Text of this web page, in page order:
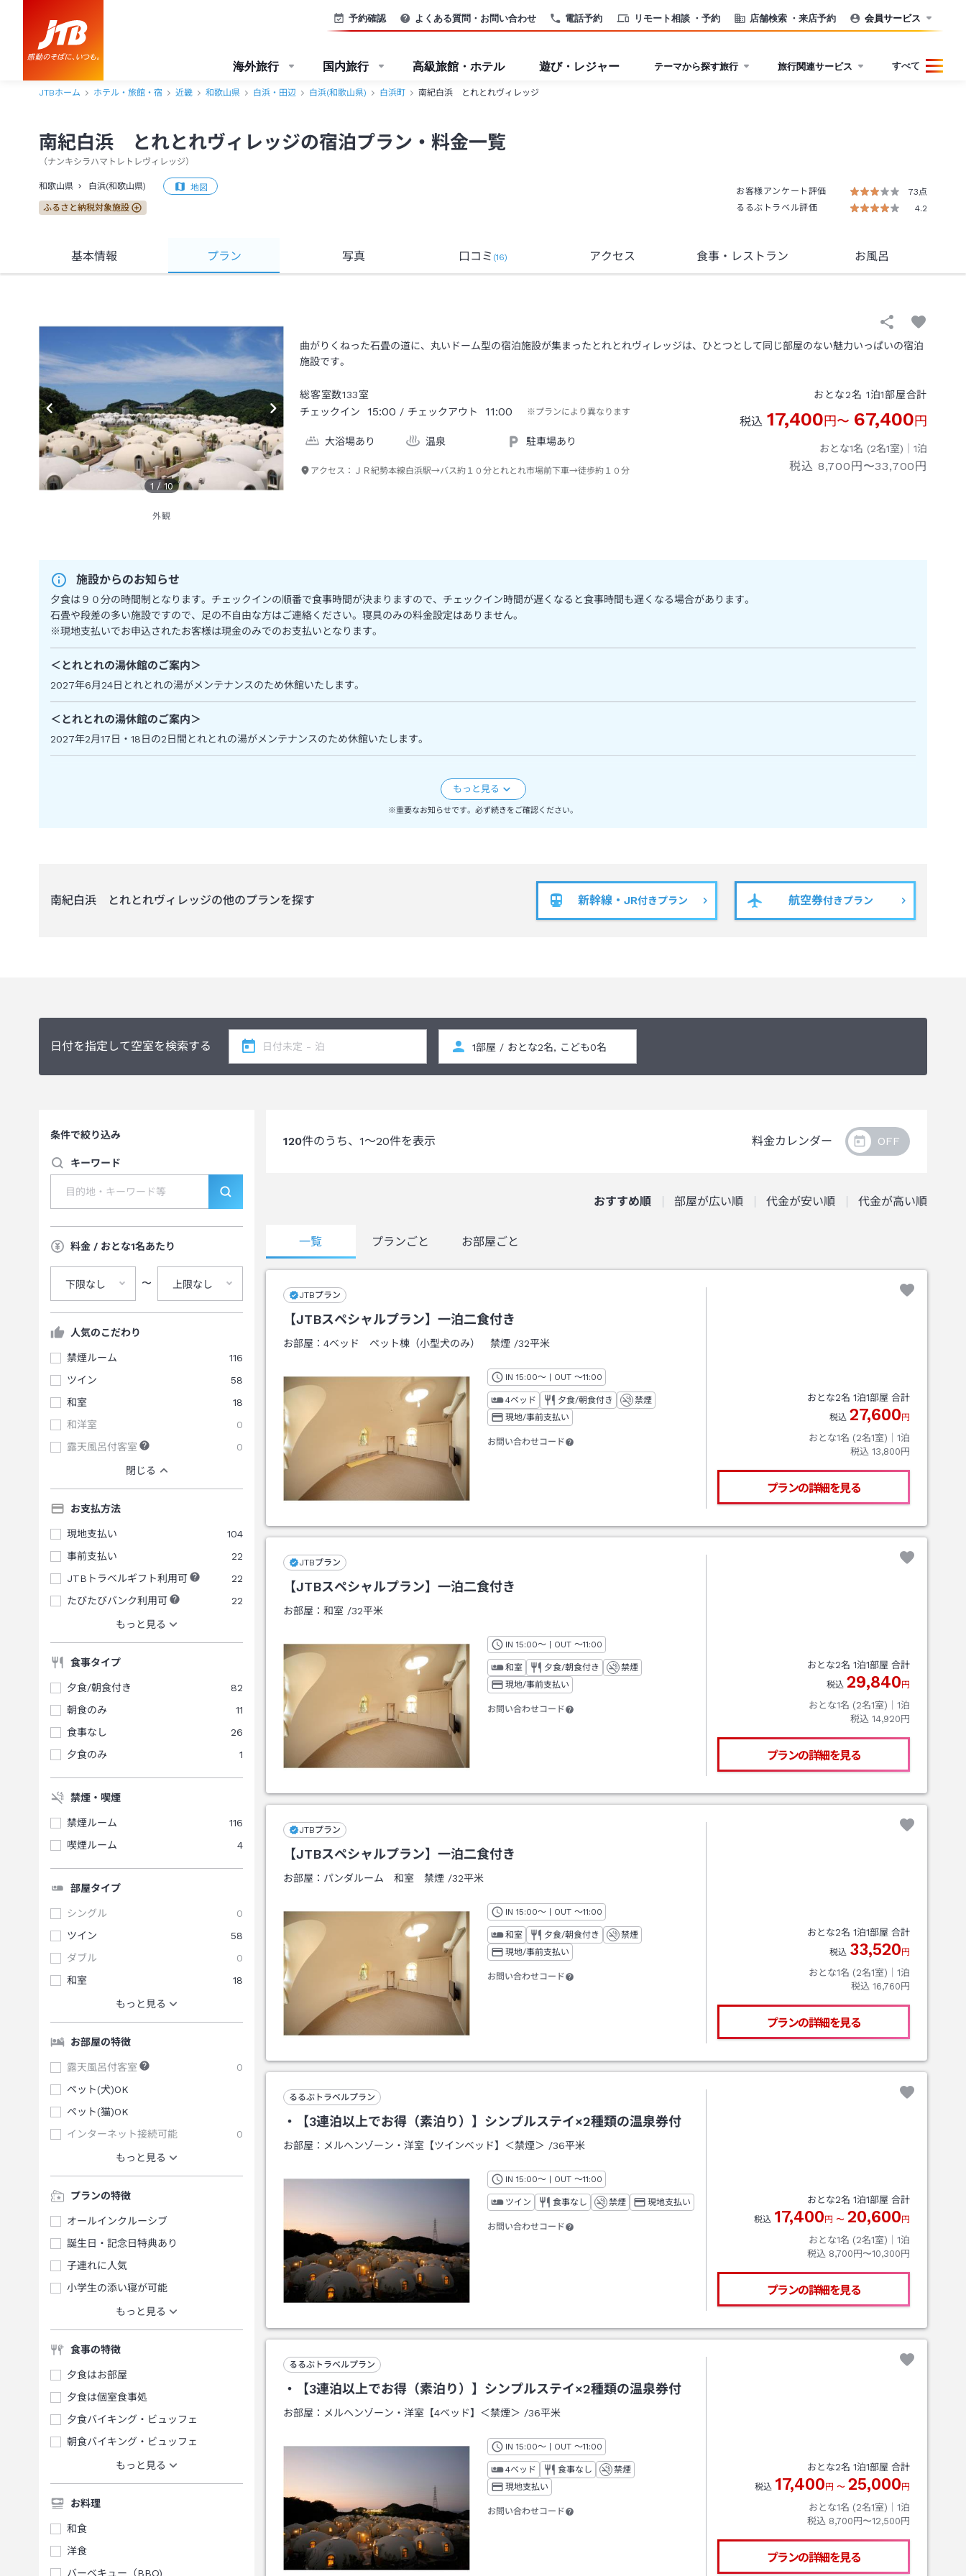
電話予約 リモート相談 ・予約 店舗検索 ・来店予約
予約確認 よくある質問・お問い合わせ 会員サービス
海外旅行 国内旅行 高級旅館・ホテル 遊び・レジャー テーマから探す旅行 旅行関連サービス すべて
JTBホーム ホテル・旅館・宿 近畿 和歌山県 白浜・田辺 白浜(和歌山県) 白浜町 南紀白浜 とれとれヴィレッジ
南紀白浜 とれとれヴィレッジの宿泊プラン・料金一覧
（ナンキシラハマトレトレヴィレッジ）
和歌山県 白浜(和歌山県) 地図
ふるさと納税対象施設
お客様アンケート評価
73点
るるぶトラベル評価
4.2
基本情報 プラン 写真 口コミ (16) アクセス 食事・レストラン お風呂
1 / 10
外観
曲がりくねった石畳の道に、丸いドーム型の宿泊施設が集まったとれとれヴィレッジは、ひとつとして同じ部屋のない魅力いっぱいの宿泊
施設です。
総客室数133室
チェックイン
15:00 / チェックアウト 11:00 ※プランにより異なります
大浴場あり 温泉 駐車場あり
アクセス： ＪＲ紀勢本線白浜駅→バス約１０分とれとれ市場前下車→徒歩約１０分
おとな2名 1泊1部屋合計
税込 17,400円〜 67,400円
おとな1名 (2名1室)｜ 1泊
税込 8,700円〜33,700円
施設からのお知らせ
夕食は９０分の時間制となります。チェックインの順番で食事時間が決まりますので、チェックイン時間が遅くなると食事時間も遅くなる場合があります。
石畳や段差の多い施設ですので、足の不自由な方はご連絡ください。寝具のみの料金設定はありません。
※現地支払いでお申込されたお客様は現金のみでのお支払いとなります。
＜とれとれの湯休館のご案内＞
2027年6月24日とれとれの湯がメンテナンスのため休館いたします。
＜とれとれの湯休館のご案内＞
2027年2月17日・18日の2日間とれとれの湯がメンテナンスのため休館いたします。
※重要なお知らせです。必ず続きをご確認ください。
南紀白浜 とれとれヴィレッジの他のプランを探す 新幹線・JR付きプラン 航空券付きプラン
日付を指定して空室を検索する
条件で絞り込み
キーワード
料金 / おとな1名あたり
下限なし 〜 上限なし
人気のこだわり
禁煙ルーム
116
ツイン
58
和室
18
和洋室
0
露天風呂付客室
0
閉じる
お支払方法
現地支払い
104
事前支払い
22
JTBトラベルギフト利用可
22
たびたびバンク利用可
22
もっと見る
食事タイプ
夕食/朝食付き
82
朝食のみ
11
食事なし
26
夕食のみ
1
禁煙・喫煙
禁煙ルーム
116
喫煙ルーム
4
部屋タイプ
シングル
0
ツイン
58
ダブル
0
和室
18
もっと見る
お部屋の特徴
露天風呂付客室
0
ペット(犬)OK
ペット(猫)OK
インターネット接続可能
0
もっと見る
プランの特徴
オールインクルーシブ
誕生日・記念日特典あり
子連れに人気
小学生の添い寝が可能
もっと見る
食事の特徴
夕食はお部屋
夕食は個室食事処
夕食バイキング・ビュッフェ
朝食バイキング・ビュッフェ
もっと見る
お料理
和食
洋食
バーベキュー（BBQ)
120件のうち、 1～20件を表示 料金カレンダー
おすすめ順 部屋が広い順 代金が安い順 代金が高い順
一覧 プランごと お部屋ごと
JTBプラン
【JTBスペシャルプラン】一泊二食付き
お部屋： 4ベッド ペット棟（小型犬のみ） 禁煙/32平米
IN チェックイン
15:00～ | OUT チェックアウト
～11:00
4ベッド 夕食/朝食付き
禁煙
現地/事前支払い
お問い合わせコード
おとな2名 1泊1部屋 合計
税込 27,600円
おとな1名 (2名1室)｜ 1泊
税込 13,800円
プランの詳細を見る
JTBプラン
【JTBスペシャルプラン】一泊二食付き
お部屋： 和室 /32平米
IN チェックイン
15:00～ | OUT チェックアウト
～11:00
和室 夕食/朝食付き
禁煙
現地/事前支払い
お問い合わせコード
おとな2名 1泊1部屋 合計
税込 29,840円
おとな1名 (2名1室)｜ 1泊
税込 14,920円
プランの詳細を見る
JTBプラン
【JTBスペシャルプラン】一泊二食付き
お部屋： パンダルーム 和室 禁煙/32平米
IN チェックイン
15:00～ | OUT チェックアウト
～11:00
和室 夕食/朝食付き
禁煙
現地/事前支払い
お問い合わせコード
おとな2名 1泊1部屋 合計
税込 33,520円
おとな1名 (2名1室)｜ 1泊
税込 16,760円
プランの詳細を見る
るるぶトラベルプラン
・【3連泊以上でお得（素泊り）】シンプルステイ×2種類の温泉券付
お部屋： メルヘンゾーン・洋室【ツインベッド】＜禁煙＞ /36平米
IN チェックイン
15:00～ | OUT チェックアウト
～11:00
ツイン 食事なし 禁煙 現地支払い
お問い合わせコード
おとな2名 1泊1部屋 合計
税込 17,400円 〜 20,600円
おとな1名 (2名1室)｜ 1泊
税込 8,700円〜10,300円
プランの詳細を見る
るるぶトラベルプラン
・【3連泊以上でお得（素泊り）】シンプルステイ×2種類の温泉券付
お部屋： メルヘンゾーン・洋室【4ベッド】＜禁煙＞ /36平米
IN チェックイン
15:00～ | OUT チェックアウト
～11:00
4ベッド 食事なし
禁煙
現地支払い
お問い合わせコード
おとな2名 1泊1部屋 合計
税込 17,400円 〜 25,000円
おとな1名 (2名1室)｜ 1泊
税込 8,700円〜12,500円
プランの詳細を見る